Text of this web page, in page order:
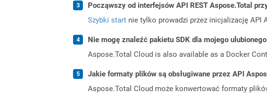
Począwszy od interfejsów API REST Aspose.Total
Szybki start nie tylko prowadzi przez inicjalizację API
Nie mogę znaleźć pakietu SDK dla mojego
Aspose.Total Cloud is also available as a Docker
Jakie formaty plików są obsługiwane przez API
Aspose.Total Cloud może konwertować formaty